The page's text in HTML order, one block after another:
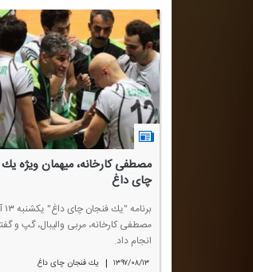
مصطفی كارخانه، میهمان ویژه
چای داغ
مصطفی كارخانه، مربی والیبال، گپ و
انجام داد.
۱۳۹۷/۰۸/۱۳ | یك فنجان چای داغ